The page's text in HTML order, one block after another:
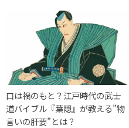
口は禍のもと？江戸時代の武士
道バイブル『葉隠』が教える”物
言いの肝要”とは？